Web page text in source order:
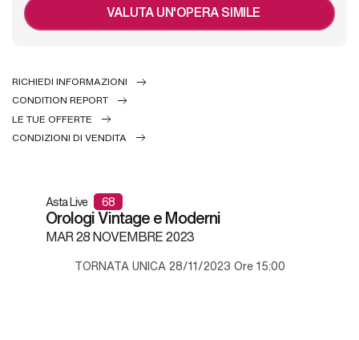
VALUTA UN'OPERA SIMILE
RICHIEDI INFORMAZIONI
CONDITION REPORT
LE TUE OFFERTE
CONDIZIONI DI VENDITA
Asta Live 68
Orologi Vintage e Moderni
MAR28 NOVEMBRE 2023
TORNATA UNICA 28/11/2023 Ore 15:00